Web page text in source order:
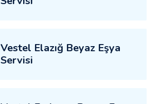
Vestel Elazığ Beyaz Eşya
Servisi